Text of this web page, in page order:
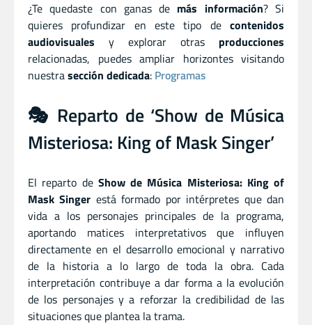
¿Te quedaste con ganas de más información? Si
quieres profundizar en este tipo de contenidos
audiovisuales y explorar otras producciones
relacionadas, puedes ampliar horizontes visitando
nuestrasección dedicada: Programas
🎭 Reparto de ‘Show de Música
Misteriosa: King of Mask Singer’
El reparto de Show de Música Misteriosa: King of
Mask Singer está formado por intérpretes que dan
vida a los personajes principales de la programa,
aportando matices interpretativos que influyen
directamente en el desarrollo emocional y narrativo
de la historia a lo largo de toda la obra. Cada
interpretación contribuye a dar forma a la evolución
de los personajes y a reforzar la credibilidad de las
situaciones que plantea la trama.